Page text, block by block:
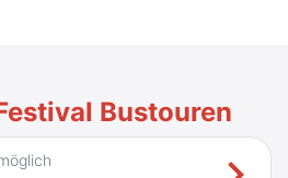
Bustouren